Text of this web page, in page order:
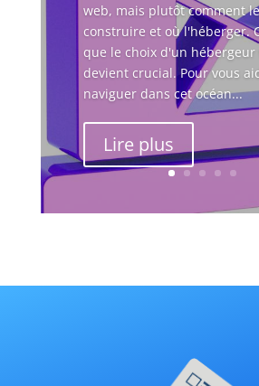
web, mais plutôt comment le
construire et où l'héberger.
que le choix d'un hébergeur
devient crucial. Pour vous
naviguer dans cet océan...
Lire plus